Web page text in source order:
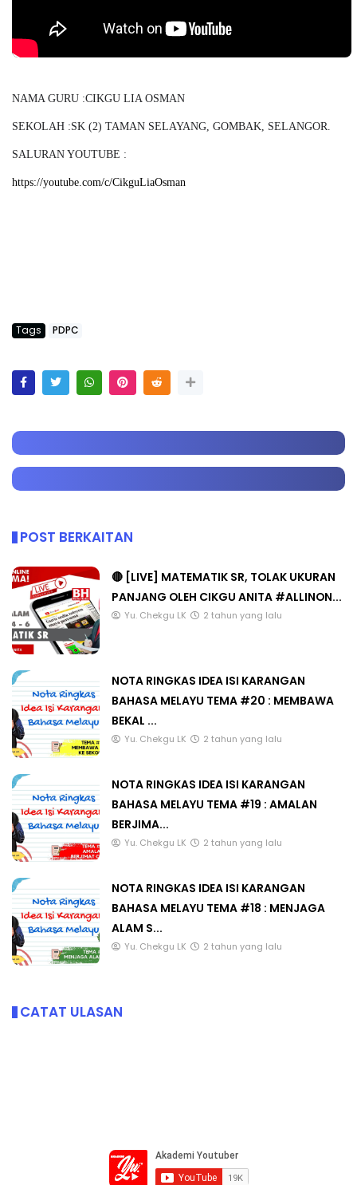
NAMA GURU :CIKGU LIA OSMAN
SEKOLAH :SK (2) TAMAN SELAYANG, GOMBAK, SELANGOR.
SALURAN YOUTUBE :
https://youtube.com/c/CikguLiaOsman
Tags PDPC
POST BERKAITAN
🔴 [LIVE] MATEMATIK SR, TOLAK UKURAN
PANJANG OLEH CIKGU ANITA #ALLINON...
Yu. Chekgu LK 2 tahun yang lalu
NOTA RINGKAS IDEA ISI KARANGAN
BAHASA MELAYU TEMA #20 : MEMBAWA
BEKAL ...
Yu. Chekgu LK 2 tahun yang lalu
NOTA RINGKAS IDEA ISI KARANGAN
BAHASA MELAYU TEMA #19 : AMALAN
BERJIMA...
Yu. Chekgu LK 2 tahun yang lalu
NOTA RINGKAS IDEA ISI KARANGAN
BAHASA MELAYU TEMA #18 : MENJAGA
ALAM S...
Yu. Chekgu LK 2 tahun yang lalu
CATAT ULASAN